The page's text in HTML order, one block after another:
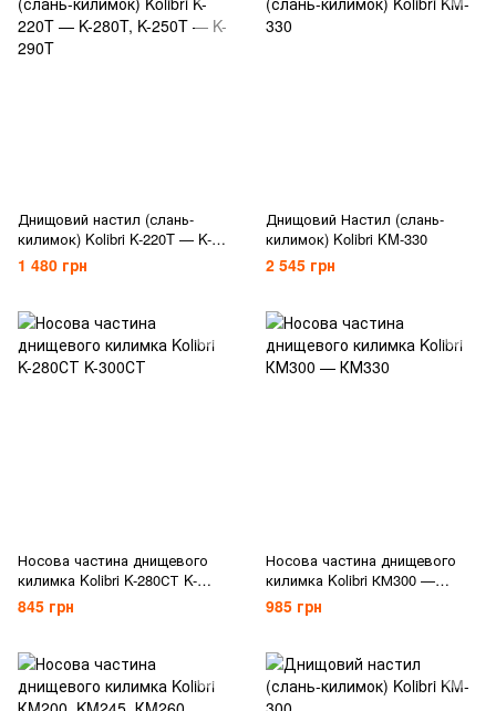
Днищовий настил (слань-
килимок) Kolibri K-220T — K-
280T, K-250T — K-290T
1 480 грн
Днищовий Настил (слань-
килимок) Kolibri KM-330
2 545 грн
Носова частина днищевого
килимка Kolibri K-280СТ K-
300СТ
845 грн
Носова частина днищевого
килимка Kolibri КМ300 —
КМ330
985 грн